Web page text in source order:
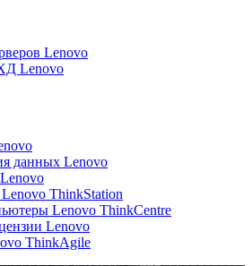
Lenovo
Lenovo
данных Lenovo
ThinkStation
Lenovo ThinkCentre
Lenovo
ThinkAgile